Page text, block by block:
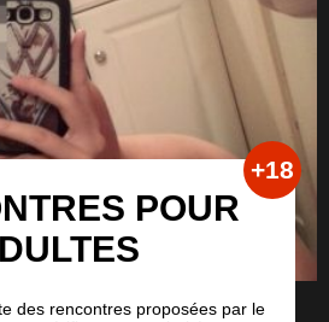
de sexe !